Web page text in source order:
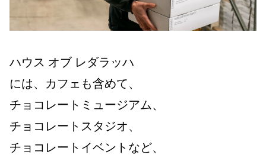
ハウス オブ レダラッハ
には、カフェも含めて、
チョコレートミュージアム、
チョコレートスタジオ、
チョコレートイベントなど、